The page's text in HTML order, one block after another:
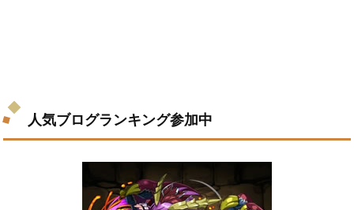
人気ブログランキング参加中